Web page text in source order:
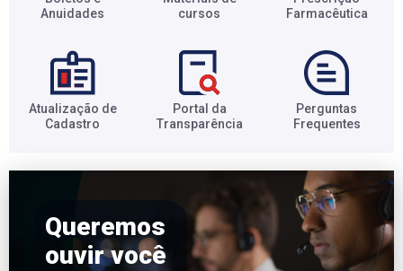
Anuidades​
cursos​
Farmacêutica​
Atualização de
Cadastro​
Portal da
Transparência​
Perguntas
Frequentes​
Queremos
ouvir você